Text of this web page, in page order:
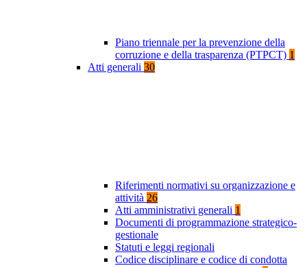
Piano triennale per la prevenzione della
corruzione e della trasparenza (PTPCT) 1
Atti generali 30
Riferimenti normativi su organizzazione e
attività 26
Atti amministrativi generali 1
Documenti di programmazione strategico-
gestionale
Statuti e leggi regionali
Codice disciplinare e codice di condotta